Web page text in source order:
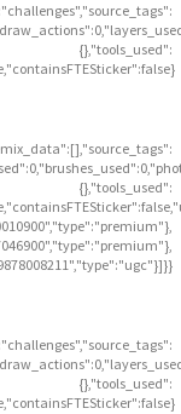
{},"tools_used":
{},"tools_used":
{},"tools_used":